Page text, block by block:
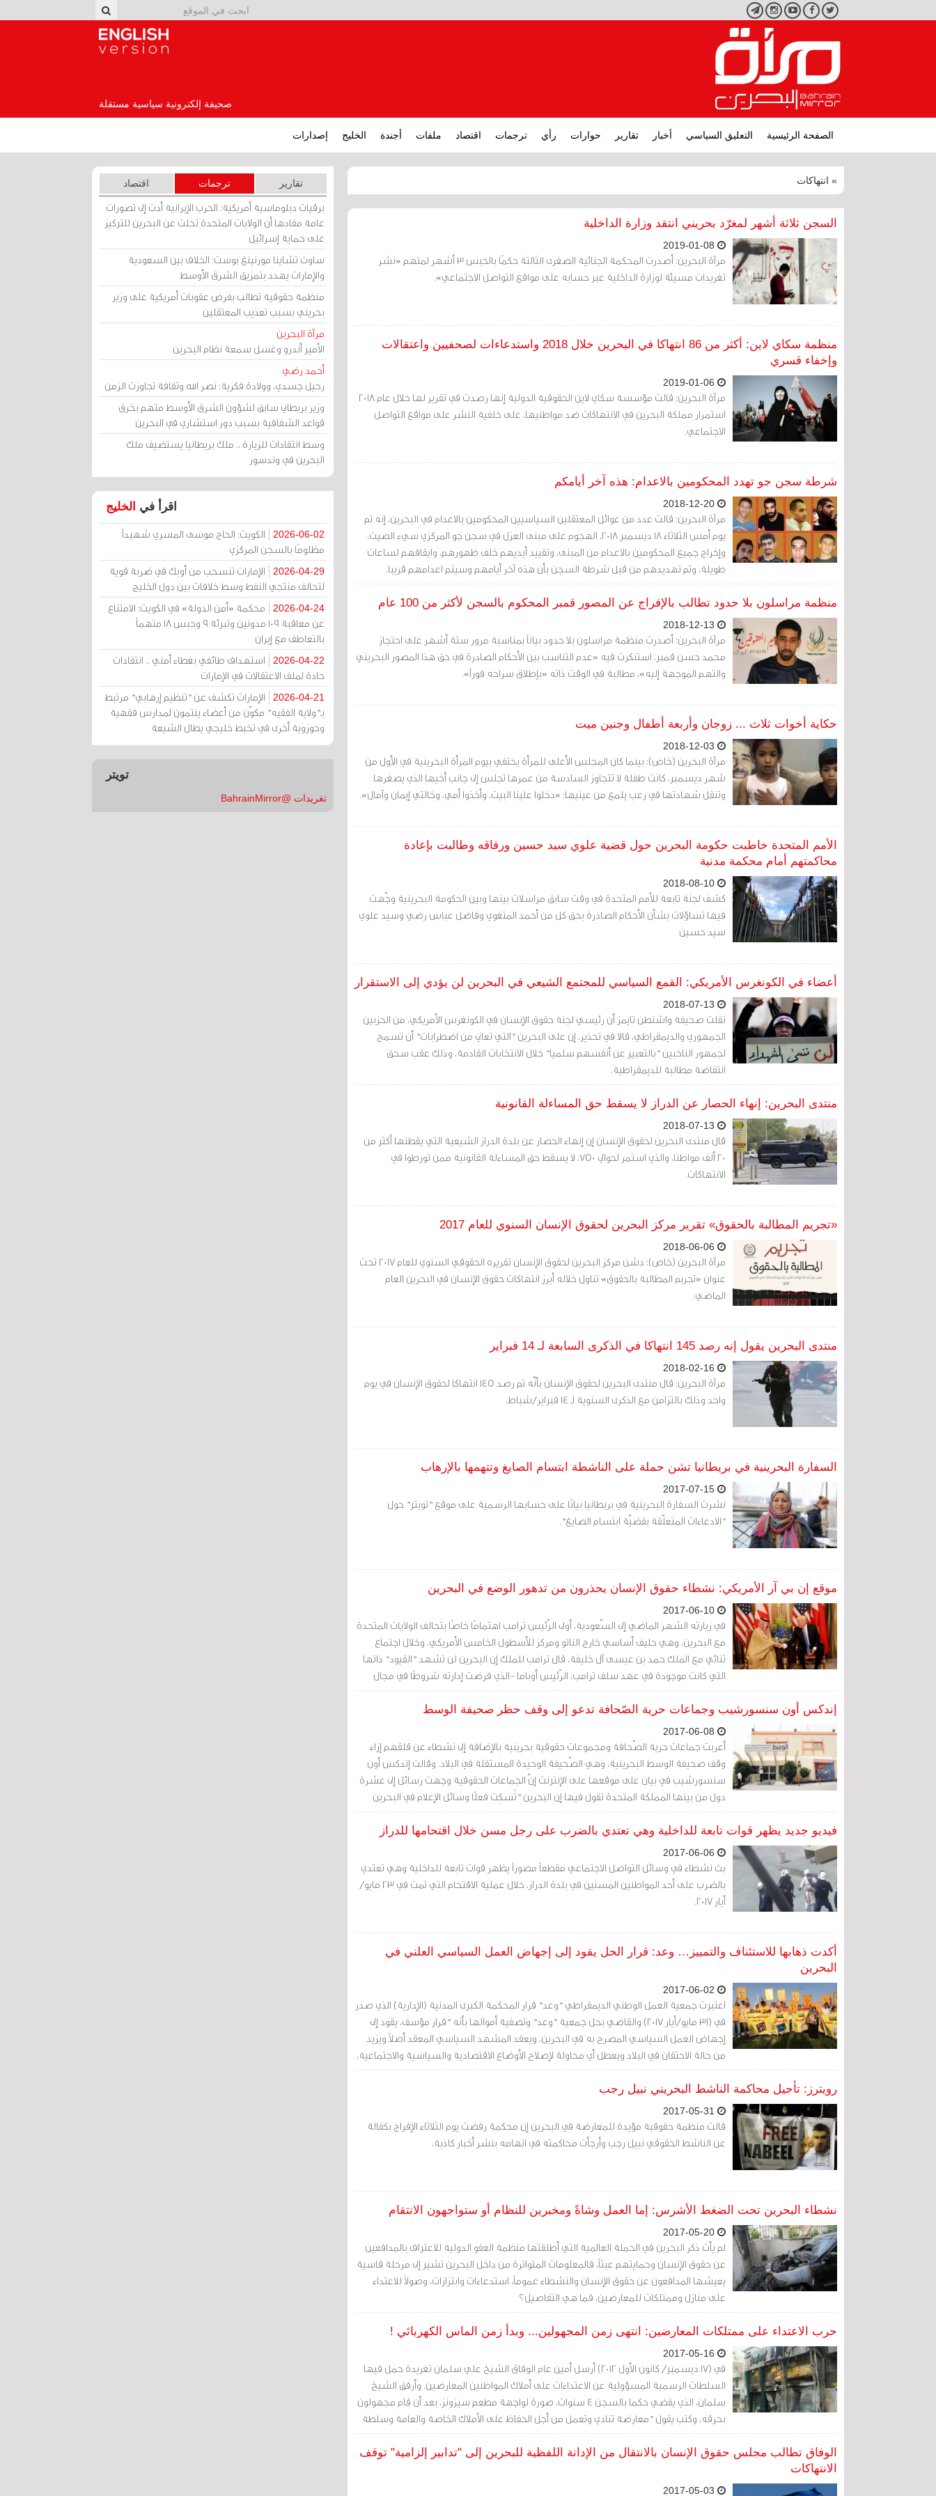
تويتر فيسبوكيوتيوبانستجرامتليجرام
صحيفة إلكترونية سياسية مستقلة
الصفحة الرئيسية التعليق السياسي أخبار تقارير حوارات رأي ترجمات اقتصاد ملفات أجندة الخليج إصدارات
» انتهاكات
السجن ثلاثة أشهر لمغرّد بحريني انتقد وزارة الداخلية
مرآة البحرين: أصدرت المحكمة الجنائية الصغرى الثالثة حكمًا بالحبس 3 أشهر لمتهم «نشر
تغريدات مسيئة لوزارة الداخلية عبر حسابه على مواقع التواصل الاجتماعي».
منظمة سكاي لاين: أكثر من 86 انتهاكا في البحرين خلال 2018 واستدعاءات لصحفيين واعتقالات
وإخفاء قسري
مرآة البحرين: قالت مؤسسة سكاي لاين الحقوقية الدولية إنها رصدت في تقرير لها خلال عام 2018
استمرار مملكة البحرين في الانتهاكات ضد مواطنيها، على خلفية النشر على مواقع التواصل
الاجتماعي.
شرطة سجن جو تهدد المحكومين بالاعدام: هذه آخر أيامكم
مرآة البحرين: قالت عدد من عوائل المعتقلين السياسيين المحكومين بالاعدام في البحرين، إنه تم
يوم أمس الثلاثاء 18 ديسمبر 2018، الهجوم على مبنى العزل في سجن جو المركزي سيء الصيت،
وإخراج جميع المحكومين بالاعدام من المبنى، وتقييد أيديهم خلف ظهورهم، وايقافهم لساعات
طويلة، وتم تهديدهم من قبل شرطة السجن بأن هذه آخر أيامهم وسيتم اعدامهم قريبا.
منظمة مراسلون بلا حدود تطالب بالإفراج عن المصور قمبر المحكوم بالسجن لأكثر من 100 عام
مرآة البحرين: أصدرت منظمة مراسلون بلا حدود بياناً بمناسبة مرور ستة أشهر على احتجاز
محمد حسن قمبر، استنكرت فيه «عدم التناسب بين الأحكام الصادرة في حق هذا المصور البحريني
والتهم الموجهة إليه»، مطالبة في الوقت ذاته «بإطلاق سراحه فوراً».
حكاية أخوات ثلاث ... زوجان وأربعة أطفال وجنين ميت
مرآة البحرين (خاص): بينما كان المجلس الأعلى للمرأة يحتفي بيوم المرأة البحرينية في الأول من
شهر ديسمبر، كانت طفلة لا تتجاوز السادسة من عمرها تجلس إلى جانب أخيها الذي يصغرها
وتنقل شهادتها في رعب يلمع من عينيها: «دخلوا علينا البيت، وأخذوا أمي، وخالتي إيمان وآمال».
الأمم المتحدة خاطبت حكومة البحرين حول قضية علوي سيد حسين ورفاقه وطالبت بإعادة
محاكمتهم أمام محكمة مدنية
كشف لجنة تابعة للأمم المتحدة في وقت سابق مراسلات بينها وبين الحكومة البحرينية وجّهت
فيها تساؤلات بشأن الأحكام الصادرة بحق كل من أحمد المتغوي وفاضل عباس رضي وسيد علوي
سيد حسين
أعضاء في الكونغرس الأمريكي: القمع السياسي للمجتمع الشيعي في البحرين لن يؤدي إلى الاستقرار
نقلت صحيفة واشنطن تايمز أن رئيسي لجنة حقوق الإنسان في الكونغرس الأمريكي، من الحزبين
الجمهوري والديمقراطي، قالا في تحذير، إن على البحرين "التي تعاني من اضطرابات" أن تسمح
لجمهور الناخبين "بالتعبير عن أنفسهم سلميا" خلال الانتخابات القادمة، وذلك عقب سحق
انتفاضة مطالبة للديمقراطية.
منتدى البحرين: إنهاء الحصار عن الدراز لا يسقط حق المساءلة القانونية
قال منتدى البحرين لحقوق الإنسان إن إنهاء الحصار عن بلدة الدراز الشيعية التي يقطنها أكثر من
20 ألف مواطنا، والذي استمر لحوالي 750، لا يسقط حق المساءلة القانونية ممن تورطوا في
الانتهاكات.
«تجريم المطالبة بالحقوق» تقرير مركز البحرين لحقوق الإنسان السنوي للعام 2017
مرآة البحرين (خاص): دشن مركز البحرين لحقوق الإنسان تقريره الحقوقي السنوي للعام 2017 تحت
عنوان «تجريم المطالبة بالحقوق» تناول خلاله أبرز انتهاكات حقوق الإنسان في البحرين العام
الماضي.
منتدى البحرين يقول إنه رصد 145 انتهاكا في الذكرى السابعة لـ 14 فبراير
مرآة البحرين: قال منتدى البحرين لحقوق الإنسان بأنَّه تم رصد 145 انتهاكا لحقوق الإنسان في يوم
واحد وذلك بالتزامن مع الذكرى السنوية لـ 14 فبراير/شباط.
السفارة البحرينية في بريطانيا تشن حملة على الناشطة ابتسام الصايغ وتتهمها بالإرهاب
نشرت السفارة البحرينية في بريطانيا بيانًا على حسابها الرسمية على موقع "تويتر" حول
"الادعاءات المتعلّقة بقضيّة ابتسام الصايغ".
موقع إن بي آر الأمريكي: نشطاء حقوق الإنسان يحذرون من تدهور الوضع في البحرين
في زيارته الشهر الماضي إلى السّعودية، أولى الرّئيس ترامب اهتمامًا خاصًا بتحالف الولايات المتحدة
مع البحرين، وهي حليف أساسي خارج الناتو ومركز للأسطول الخامس الأمريكي. وخلال اجتماع
ثنائي مع الملك حمد بن عيسى آل خليفة، قال ترامب للملك إن البحرين لن تشهد "القيود" ذاتها
التي كانت موجودة في عهد سلف ترامب، الرّئيس أوباما -الذي فرضت إدارته شروطًا في مجال
حقوق الإنسان على مبيعات الأسلحة.
إندكس أون سنسورشيب وجماعات حرية الصّحافة تدعو إلى وقف حظر صحيفة الوسط
أعربت جماعات حرية الصّحافة ومجموعات حقوقية بحرينية بالإضافة إلى نشطاء عن قلقهم إزاء
وقف صحيفة الوسط البحرينية، وهي الصّحيفة الوحيدة المستقلة في البلاد. وقالت إندكس أون
سنسورشيب في بيان على موقعها على الإنترنت إنّ الجماعات الحقوقية وجهت رسائل إلى عشرة
دول من بينها المملكة المتحدة تقول فيها إن البحرين "تُسكِت فعلًا وسائل الإعلام في البحرين
وتنتهك حق الحرية في التّعبير".
فيديو جديد يظهر قوات تابعة للداخلية وهي تعتدي بالضرب على رجل مسن خلال اقتحامها للدراز
بث نشطاء في وسائل التواصل الاجتماعي مقطعاً مصوراً يظهر قوات تابعة للداخلية وهي تعتدي
بالضرب على أحد المواطنين المسنين في بلدة الدراز، خلال عملية الاقتحام التي تمت في 23 مايو/
أيار 2017.
أكدت ذهابها للاستئناف والتمييز… وعد: قرار الحل يقود إلى إجهاض العمل السياسي العلني في
البحرين
اعتبرت جمعية العمل الوطني الديمقراطي "وعد" قرار المحكمة الكبرى المدنية (الإدارية) الذي صدر
في (31 مايو/أيار 2017) والقاضي بحل جمعية "وعد" وتصفية أموالها بأنه "قرار مؤسف، يقود إلى
إجهاض العمل السياسي المصرح به في البحرين، ويعقد المشهد السياسي المعقد أصلاً ويزيد
من حالة الاحتقان في البلاد ويعطل أي محاولة لإصلاح الأوضاع الاقتصادية والسياسية والاجتماعية،
ويضاعف من حالة التهميش القائمة ويقصي الصوت الآخر المختلف".
رويترز: تأجيل محاكمة الناشط البحريني نبيل رجب
قالت منظمة حقوقية مؤيدة للمعارضة في البحرين إن محكمة رفضت يوم الثلاثاء الإفراج بكفالة
عن الناشط الحقوقي نبيل رجب وأرجأت محاكمته في اتهامه بنشر أخبار كاذبة.
نشطاء البحرين تحت الضغط الأشرس: إما العمل وشاةً ومخبرين للنظام أو ستواجهون الانتقام
لم يأت ذكر البحرين في الحملة العالمية التي أطلقتها منظمة العفو الدولية للاعتراف بالمدافعين
عن حقوق الإنسان وحمايتهم عبثاً، فالمعلومات المتواترة من داخل البحرين تشير إلى مرحلة قاسية
يعيشها المدافعون عن حقوق الإنسان والنشطاء عموماً، استدعاءات وابتزازات، وصولاً للاعتداء
على منازل وممتلكات للمعارضين، فما هي التفاصيل؟
حرب الاعتداء على ممتلكات المعارضين: انتهى زمن المجهولين... وبدأ زمن الماس الكهربائي !
في (17 ديسمبر/ كانون الأول 2012) أرسل أمين عام الوفاق الشيخ علي سلمان تغريدة حمل فيها
السلطات الرسمية المسؤولية عن الاعتداءات على أملاك المواطنين المعارضين. وأرفق الشيخ
سلمان، الذي يقضي حكما بالسجن 4 سنوات، صورة لواجهة مطعم سيزونز، بعد أن قام مجهولون
بحرقه، وكتب يقول "معارضة تنادي وتعمل من أجل الحفاظ على الأملاك الخاصة والعامة وسلطة
تتفرج على الاعتداءات على أملاك المواطنين المعارضين".
الوفاق تطالب مجلس حقوق الإنسان بالانتقال من الإدانة اللفظية للبحرين إلى "تدابير إلزامية" توقف
الانتهاكات
تقارير ترجمات اقتصاد
برقيات دبلوماسية أمريكية: الحرب الإيرانية أدت إلى تصورات
عامة مفادها أن الولايات المتحدة تخلت عن البحرين للتركيز
على حماية إسرائيل
ساوث تشاينا مورنينغ بوست: الخلاف بين السعودية
والإمارات يهدد بتمزيق الشرق الأوسط
منظمة حقوقية تطالب بفرض عقوبات أمريكية على وزير
بحريني بسبب تعذيب المعتقلين
مرآة البحرين
الأمير أندرو وغسل سمعة نظام البحرين
أحمد رضي
رحيل جسدي، وولادة فكرية: نصر الله وثقافة تجاوزت الزمن
وزير بريطاني سابق لشؤون الشرق الأوسط متهم بخرق
قواعد الشفافية بسبب دور استشاري في البحرين
وسط انتقادات للزيارة .. ملك بريطانيا يستضيف ملك
البحرين في وندسور
اقرأ في الخليج
2026-06-02
الكويت: الحاج موسى المسري شهيداً
مظلومًا بالسجن المركزي
2026-04-29
الإمارات تنسحب من أوبك في ضربة قوية
لتحالف منتجي النفط وسط خلافات بين دول الخليج
2026-04-24
محكمة «أمن الدولة» في الكويت: الامتناع
عن معاقبة 109 مدونين وتبرئة 9 وحبس 18 متهماً
بالتعاطف مع إيران
2026-04-22
استهداف طائفي بغطاء أمني .. انتقادات
حادة لملف الاعتقالات في الإمارات
2026-04-21
الإمارات تكشف عن "تنظيم إرهابي" مرتبط
بـ"ولاية الفقيه" مكوّن من أعضاء ينتمون لمدارس فقهية
وحوزوية أخرى في تخبط خليجي يطال الشيعة
تويتر
تغريدات @BahrainMirror